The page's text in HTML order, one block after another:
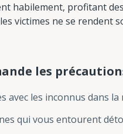
habilement, profitant
victimes ne se rendent
les
avec les inconnus dans
qui vous entourent